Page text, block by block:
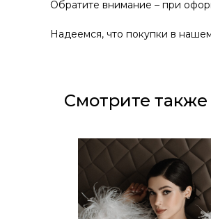
Обратите внимание – при
Надеемся, что покупки в
Смотрите также